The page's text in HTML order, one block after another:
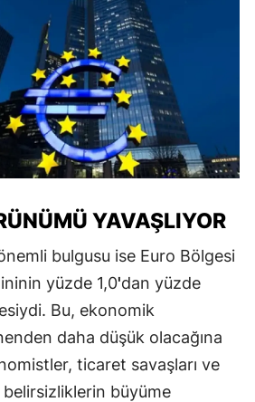
YAVAŞLIYOR
bulgusu ise Euro Bölgesi
yüzde 1,0'dan yüzde
Bu, ekonomik
daha düşük olacağına
ticaret savaşları ve
büyüme